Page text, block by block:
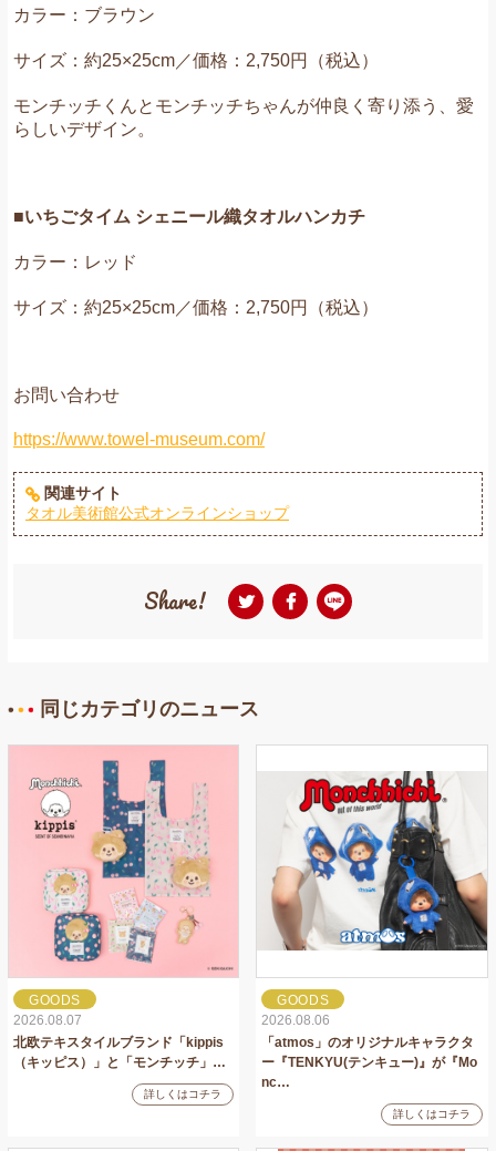
カラー：ブラウン
サイズ：約25×25cm／価格：2,750円（税込）
モンチッチくんとモンチッチちゃんが仲良く寄り添う、愛
らしいデザイン。
■いちごタイム シェニール織タオルハンカチ
カラー：レッド
サイズ：約25×25cm／価格：2,750円（税込）
お問い合わせ
https://www.towel-museum.com/
関連サイト
タオル美術館公式オンラインショップ
Share!
同じカテゴリのニュース
GOODS
2026.08.07
北欧テキスタイルブランド「kippis
（キッピス）」と「モンチッチ」…
詳しくはコチラ
GOODS
2026.08.06
「atmos」のオリジナルキャラクタ
ー『TENKYU(テンキュー)』が『Mo
nc…
詳しくはコチラ